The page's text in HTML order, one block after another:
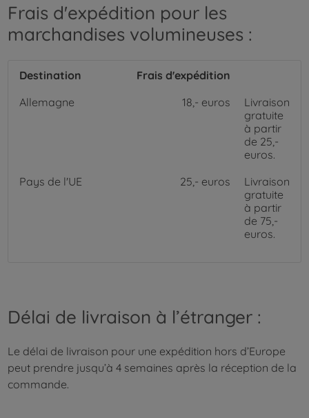
Frais d'expédition pour les
marchandises volumineuses :
Destination
Frais d'expédition
Allemagne
18,- euros
Livraison
gratuite
à partir
de 25,-
euros.
Pays de l'UE
25,- euros
Livraison
gratuite
à partir
de 75,-
euros.
Délai de livraison à l’étranger :
Le délai de livraison pour une expédition hors d’Europe
peut prendre jusqu’à 4 semaines après la réception de la
commande.